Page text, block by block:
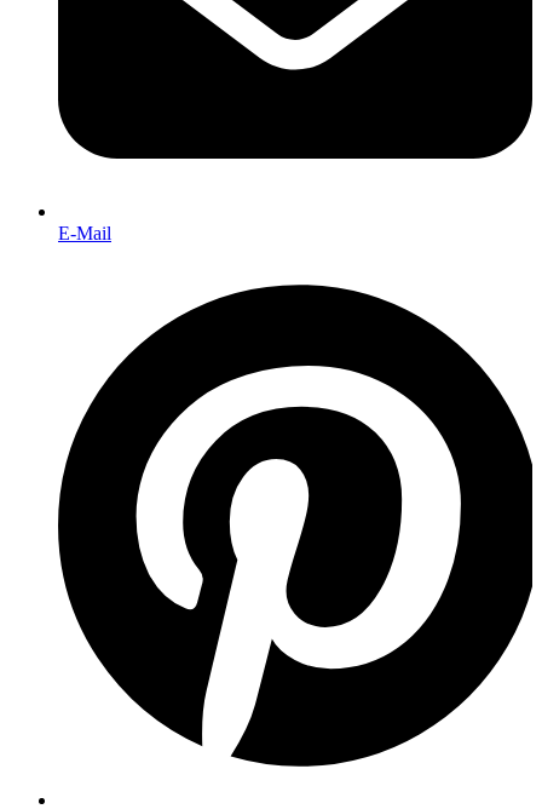
E-Mail